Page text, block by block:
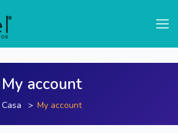
My account
Casa My account